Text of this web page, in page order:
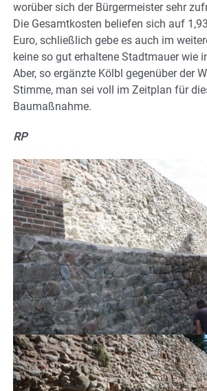
worüber sich der Bürgermeister sehr
Die Gesamtkosten beliefen sich auf
Euro, schließlich gebe es auch im
keine so gut erhaltene Stadtmauer wie
Aber, so ergänzte Kölbl gegenüber der
Stimme, man sei voll im Zeitplan für
Baumaßnahme.
RP